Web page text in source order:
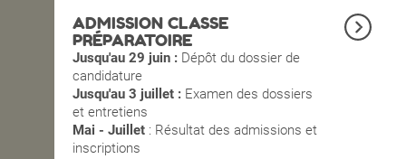
ADMISSION CLASSE
PRÉPARATOIRE
Jusqu'au 29 juin : Dépôt du dossier de
candidature
Jusqu'au 3 juillet : Examen des dossiers
et entretiens
Mai - Juillet : Résultat des admissions et
inscriptions